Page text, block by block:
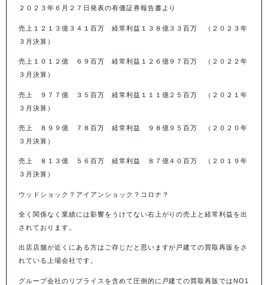
２０２３年６月２７日発表の有価証券報告書より
売上１２１３億３４１百万 経常利益１３８億３３百万 （２０２３年
３月決算）
売上１０１２億 ６９百万 経常利益１２６億９７百万 （２０２２年
３月決算）
売上 ９７７億 ３５百万 経常利益１１１億２５百万 （２０２１年
３月決算）
売上 ８９９億 ７８百万 経常利益 ９８億９５百万 （２０２０年
３月決算）
売上 ８１３億 ５６百万 経常利益 ８７億４０百万 （２０１９年
３月決算）
ウッドショック？アイアンショック？コロナ？
全く関係なく業績には影響をうけてない右上がりの売上と経常利益を出
されております。
出店店舗が近くにある方はご存じだと思いますが戸建ての買取再販をさ
れている上場会社です。
グループ会社のリプライスを含めて圧倒的に戸建ての買取再販ではNO1